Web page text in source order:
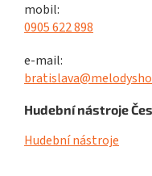
mobil:
0905 622 898
e-mail:
Hudební nástroje
Hudební nástroje